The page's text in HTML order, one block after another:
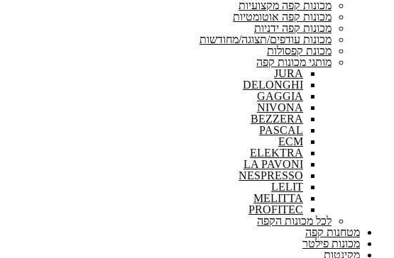
מכונות קפה מקצועיות
מכונות קפה אוטומטיות
מכונות קפה ידניות
מכונות עודפים/תצוגה/מחודשות
מכונת קפסולות
מותגי מכונות קפה
JURA
DELONGHI
GAGGIA
NIVONA
BEZZERA
PASCAL
ECM
ELEKTRA
LA PAVONI
NESPRESSO
LELIT
MELITTA
PROFITEC
לכל מכונות הקפה
מטחנות קפה
מכונות פילטר
מקינטות